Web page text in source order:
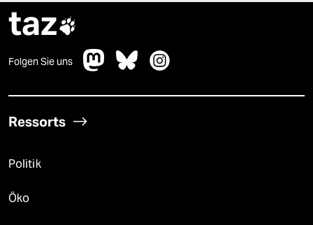
taz
Folgen Sie uns
Ressorts
Politik
Öko